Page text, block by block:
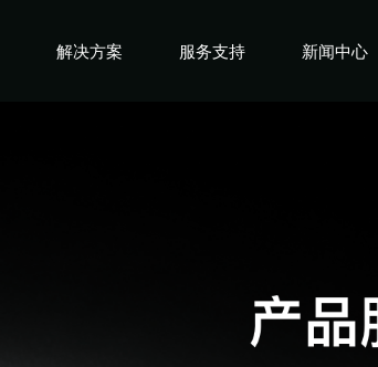
解决方案 服务支持 新闻中心